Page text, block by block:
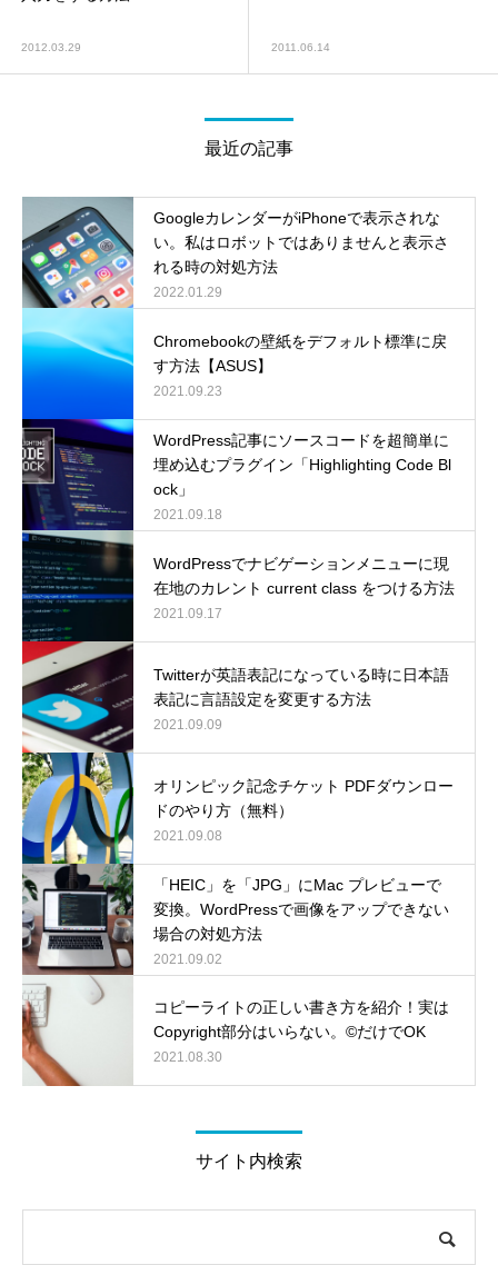
2012.03.29 2011.06.14
最近の記事
GoogleカレンダーがiPhoneで表示されな
い。私はロボットではありませんと表示さ
れる時の対処方法
2022.01.29
Chromebookの壁紙をデフォルト標準に戻
す方法【ASUS】
2021.09.23
WordPress記事にソースコードを超簡単に
埋め込むプラグイン「Highlighting Code Bl
ock」
2021.09.18
WordPressでナビゲーションメニューに現
在地のカレント current class をつける方法
2021.09.17
Twitterが英語表記になっている時に日本語
表記に言語設定を変更する方法
2021.09.09
オリンピック記念チケット PDFダウンロー
ドのやり方（無料）
2021.09.08
「HEIC」を「JPG」にMac プレビューで
変換。WordPressで画像をアップできない
場合の対処方法
2021.09.02
コピーライトの正しい書き方を紹介！実は
Copyright部分はいらない。©だけでOK
2021.08.30
サイト内検索